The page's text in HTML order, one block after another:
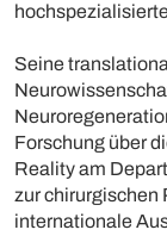
Seine
Forschung über
Reality am
zur chirurgischen
internationale